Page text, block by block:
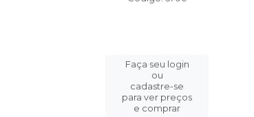
Faça seu login
ou
cadastre-se
para ver preços
e comprar